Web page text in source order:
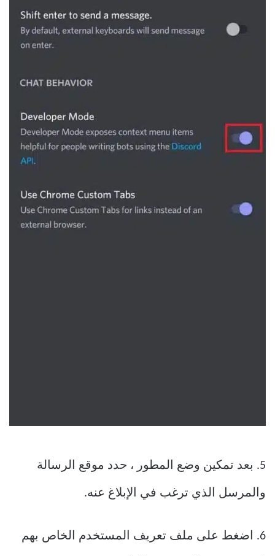
5. بعد تمكين وضع المطور ، حدد موقع الرسالة
والمرسل الذي ترغب في الإبلاغ عنه.
6. اضغط على ملف تعريف المستخدم الخاص بهم